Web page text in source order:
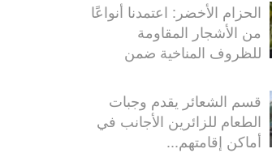
الحزام الأخضر: اعتمدنا أنواعًا
من الأشجار المقاومة
للظروف المناخية ضمن
قسم الشعائر يقدم وجبات
الطعام للزائرين الأجانب في
أماكن إقامتهم...